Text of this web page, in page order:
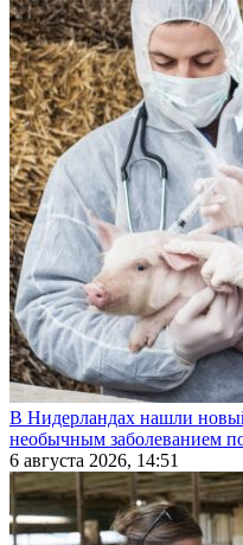
В Нидерландах нашли
необычным заболеванием
6 августа 2026, 14:51